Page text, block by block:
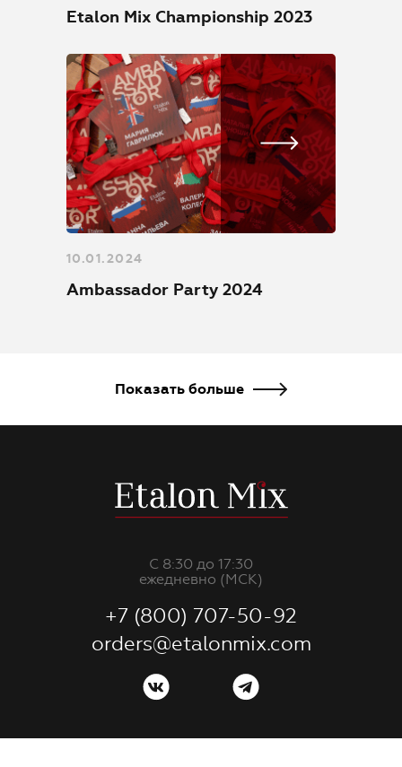
Etalon Mix Championship 2023
10.01.2024
Ambassador Party 2024
Показать больше
С 8:30 до 17:30
ежедневно (МСК)
+7 (800) 707-50-92
orders@etalonmix.com